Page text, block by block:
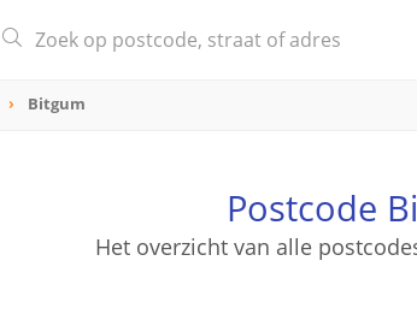
Bitgum
Postcode
Het overzicht van alle